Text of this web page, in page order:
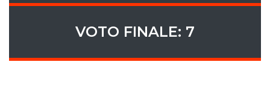
VOTO FINALE: 7